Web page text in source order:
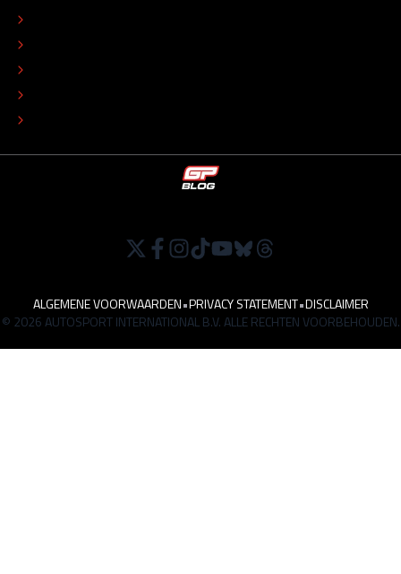
ALGEMENE VOORWAARDEN•PRIVACY STATEMENT•DISCLAIMER
© 2026 AUTOSPORT INTERNATIONAL B.V. ALLE RECHTEN VOORBEHOUDEN.